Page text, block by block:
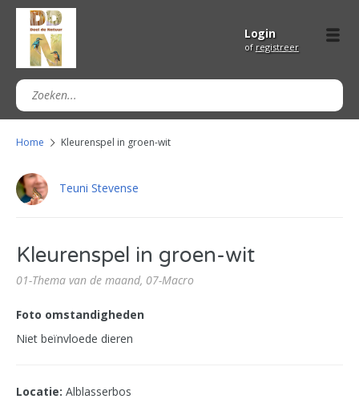
Login
of registreer
Home Kleurenspel in groen-wit
Teuni Stevense
Kleurenspel in groen-wit
01-Thema van de maand, 07-Macro
Foto omstandigheden
Niet beïnvloede dieren
Locatie: Alblasserbos